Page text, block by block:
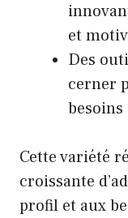
et
Des
cerner
besoins
Cette variété
croissante
profil et aux